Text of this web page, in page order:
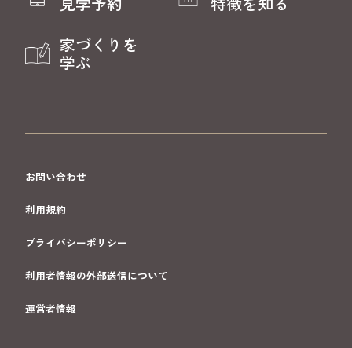
家づくりを
学ぶ
お問い合わせ
利用規約
プライバシーポリシー
利用者情報の外部送信について
運営者情報